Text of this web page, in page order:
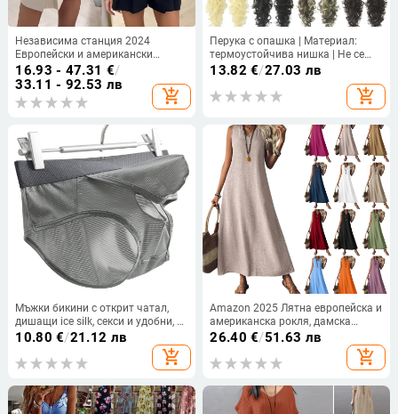
Независима станция 2024
Европейски и американски
външен търговски нов елегантен
гащеризон за жени
16.93 - 47.31 €/
33.11 - 92.53 лв
add_shopping_cart
Перука с опашка | Материал:
термоустойчива нишка | Не се
боядисва с горещи багрила |
Възможно частно етикетиране
13.82 €/27.03 лв
add_shopping_cart
Мъжки бикини с открит чатал,
дишащи ice silk, секси и удобни, с
отделен джоб
10.80 €/21.12 лв
add_shopping_cart
Amazon 2025 Лятна европейска и
американска рокля, дамска
рокля без ръкави, V-образно
деколте, цип на гърба, елегантна
дълга пола от едно парче
26.40 €/51.63 лв
add_shopping_cart